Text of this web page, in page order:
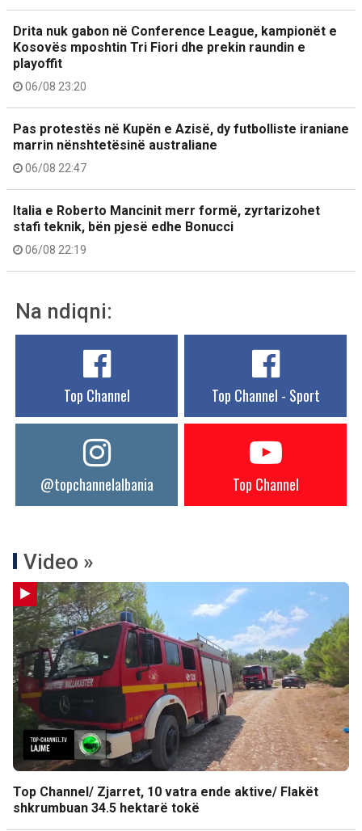
Drita nuk gabon në Conference League, kampionët e
Kosovës mposhtin Tri Fiori dhe prekin raundin e
playoffit
06/08 23:20
Pas protestës në Kupën e Azisë, dy futbolliste iraniane
marrin nënshtetësinë australiane
06/08 22:47
Italia e Roberto Mancinit merr formë, zyrtarizohet
stafi teknik, bën pjesë edhe Bonucci
06/08 22:19
Na ndiqni:
Top Channel Top Channel - Sport
@topchannelalbania Top Channel
Video »
Top Channel/ Zjarret, 10 vatra ende aktive/ Flakët
shkrumbuan 34.5 hektarë tokë